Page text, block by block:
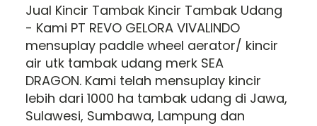
Jual Kincir Tambak Kincir Tambak Udang
- Kami PT REVO GELORA VIVALINDO
mensuplay paddle wheel aerator/ kincir
air utk tambak udang merk SEA
DRAGON. Kami telah mensuplay kincir
lebih dari 1000 ha tambak udang di Jawa,
Sulawesi, Sumbawa, Lampung dan